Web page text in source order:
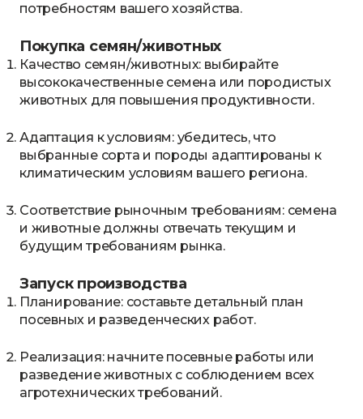
потребностям вашего хозяйства.
Покупка семян/животных
Качество семян/животных: выбирайте
высококачественные семена или породистых
животных для повышения продуктивности.
Адаптация к условиям: убедитесь, что
выбранные сорта и породы адаптированы к
климатическим условиям вашего региона.
Соответствие рыночным требованиям: семена
и животные должны отвечать текущим и
будущим требованиям рынка.
Запуск производства
Планирование: составьте детальный план
посевных и разведенческих работ.
Реализация: начните посевные работы или
разведение животных с соблюдением всех
агротехнических требований.